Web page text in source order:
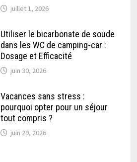
juillet 1, 2026
Utiliser le bicarbonate de soude
dans les WC de camping-car :
Dosage et Efficacité
juin 30, 2026
Vacances sans stress :
pourquoi opter pour un séjour
tout compris ?
juin 29, 2026